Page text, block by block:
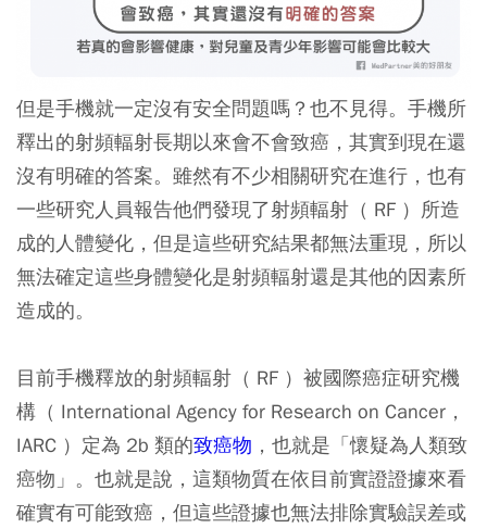
但是手機就一定沒有安全問題嗎？也不見得。手機所
釋出的射頻輻射長期以來會不會致癌，其實到現在還
沒有明確的答案。雖然有不少相關研究在進行，也有
一些研究人員報告他們發現了射頻輻射（ RF ）所造
成的人體變化，但是這些研究結果都無法重現，所以
無法確定這些身體變化是射頻輻射還是其他的因素所
造成的。
目前手機釋放的射頻輻射（ RF ）被國際癌症研究機
構（ International Agency for Research on Cancer，
IARC ）定為 2b 類的致癌物 ，也就是「懷疑為人類致
癌物」。也就是說，這類物質在依目前實證證據來看
確實有可能致癌，但這些證據也無法排除實驗誤差或